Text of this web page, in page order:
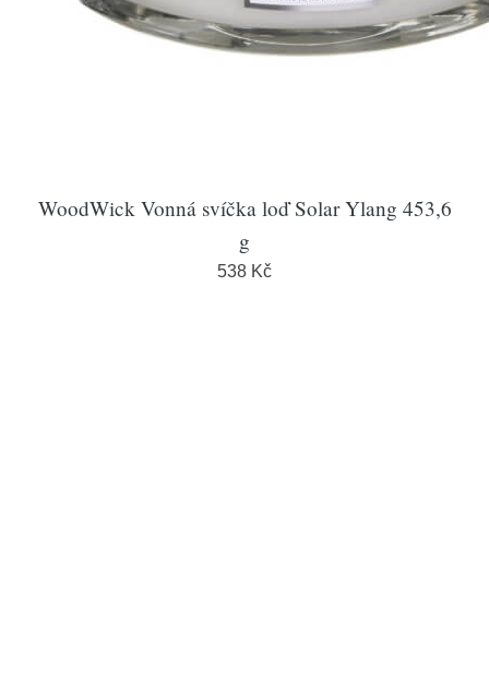
WoodWick Vonná svíčka loď Solar Ylang 453,6
g
538 Kč